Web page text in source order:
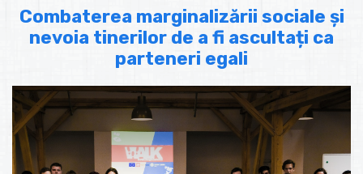
Combaterea marginalizării sociale și
nevoia tinerilor de a fi ascultați ca
parteneri egali